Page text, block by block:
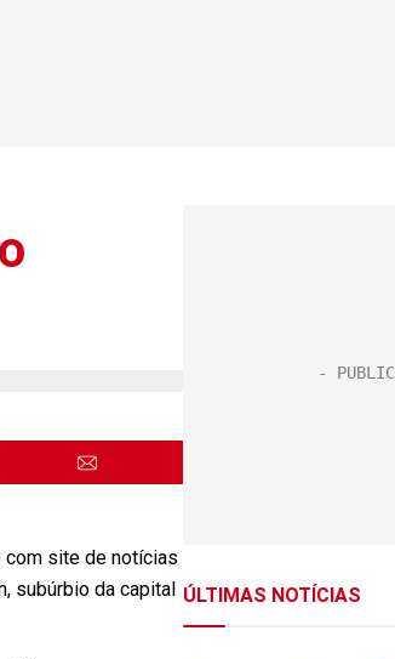
com site de notícias
subúrbio da capital